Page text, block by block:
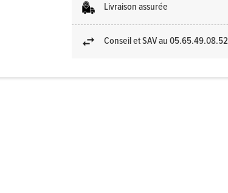
Livraison assurée
Conseil et SAV au 05.65.49.08.52